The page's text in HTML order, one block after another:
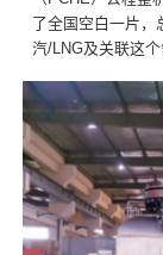
了全国空白一片，
汽/LNG及关联这个